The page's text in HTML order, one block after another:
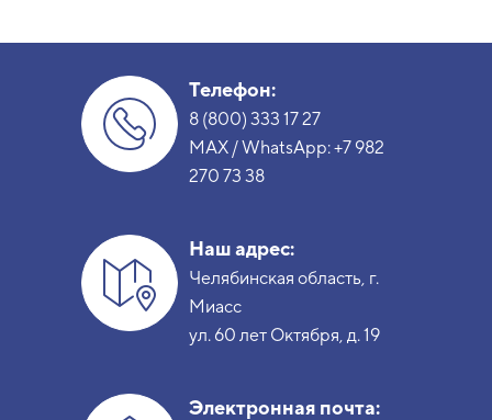
Телефон:
8 (800) 333 17 27
MAX / WhatsApp:+7 982
270 73 38
Наш адрес:
Челябинская область, г.
Миасс
ул. 60 лет Октября, д. 19
Электронная почта: